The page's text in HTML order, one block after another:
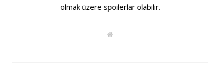
olmak üzere spoilerlar olabilir.
W